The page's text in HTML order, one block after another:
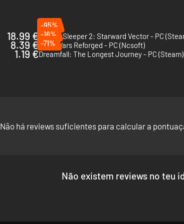
18.99 €
-95%
Citizen Sleeper 2: Starward Vector - PC
8.39 €
-16%
Guild Wars Reforged - PC (Ncsoft)
1.19 €
-71%
Dreamfall: The Longest Journey - PC (Steam)
Não há reviews suficientes para calcular a
Não existem reviews no teu